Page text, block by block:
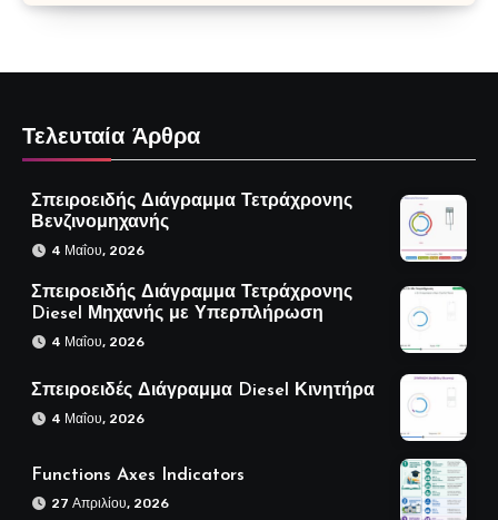
Τελευταία Άρθρα
Σπειροειδής Διάγραμμα Τετράχρονης
Βενζινομηχανής
4 Μαΐου, 2026
Σπειροειδής Διάγραμμα Τετράχρονης
Diesel Μηχανής με Υπερπλήρωση
4 Μαΐου, 2026
Σπειροειδές Διάγραμμα Diesel Κινητήρα
4 Μαΐου, 2026
Functions Axes Indicators
27 Απριλίου, 2026